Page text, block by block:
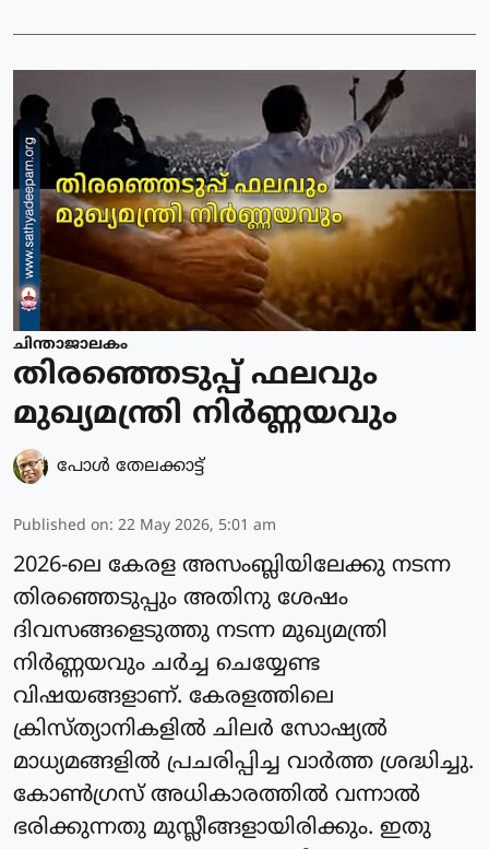
ചിന്താജാലകം
തിരഞ്ഞെടുപ്പ് ഫലവും
മുഖ്യമന്ത്രി നിർണ്ണയവും
പോള്‍ തേലക്കാട്ട്‌
Published on: 22 May 2026, 5:01 am
2026-ലെ കേരള അസംബ്ലിയിലേക്കു നടന്ന
തിരഞ്ഞെടുപ്പും അതിനു ശേഷം
ദിവസങ്ങളെടുത്തു നടന്ന മുഖ്യമന്ത്രി
നിർണ്ണയവും ചർച്ച ചെയ്യേണ്ട
വിഷയങ്ങളാണ്. കേരളത്തിലെ
ക്രിസ്ത്യാനികളിൽ ചിലർ സോഷ്യൽ
മാധ്യമങ്ങളിൽ പ്രചരിപ്പിച്ച വാർത്ത ശ്രദ്ധിച്ചു.
കോൺഗ്രസ് അധികാരത്തിൽ വന്നാൽ
ഭരിക്കുന്നതു മുസ്ലീങ്ങളായിരിക്കും. ഇതു